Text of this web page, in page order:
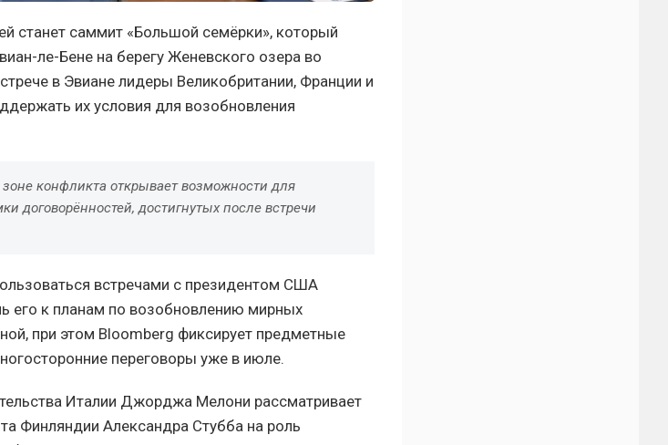
саммит «Большой семёрки», который
ле-Бене на берегу Женевского озера во
в Эвиане лидеры Великобритании, Франции и
их условия для возобновления
конфликта открывает возможности для
договорённостей, достигнутых после встречи
встречами с президентом США
его к планам по возобновлению мирных
при этом Bloomberg фиксирует предметные
переговоры уже в июле.
Италии Джорджа Мелони рассматривает
Финляндии Александра Стубба на роль